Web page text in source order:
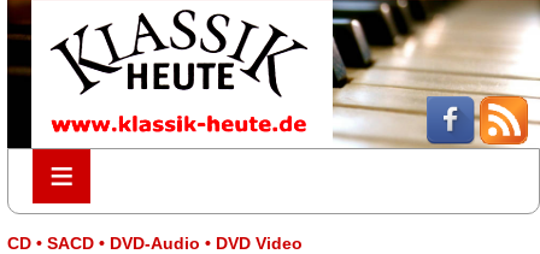
≡
≡
CD • SACD • DVD-Audio • DVD Video